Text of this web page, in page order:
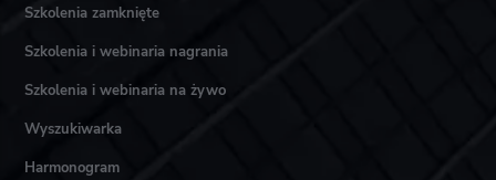
Szkolenia zamknięte
Szkolenia i webinaria nagrania
Szkolenia i webinaria na żywo
Wyszukiwarka
Harmonogram